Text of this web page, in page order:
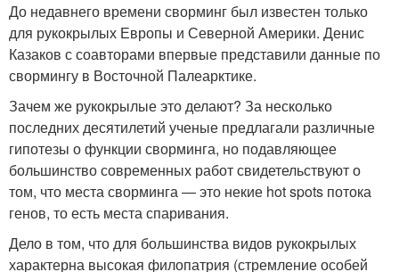
До недавнего времени сворминг был известен только
для рукокрылых Европы и Северной Америки. Денис
Казаков с соавторами впервые представили данные по
свормингу в Восточной Палеарктике.
Зачем же рукокрылые это делают? За несколько
последних десятилетий ученые предлагали различные
гипотезы о функции сворминга, но подавляющее
большинство современных работ свидетельствуют о
том, что места сворминга — это некие hot spots потока
генов, то есть места спаривания.
Дело в том, что для большинства видов рукокрылых
характерна высокая филопатрия (стремление особей